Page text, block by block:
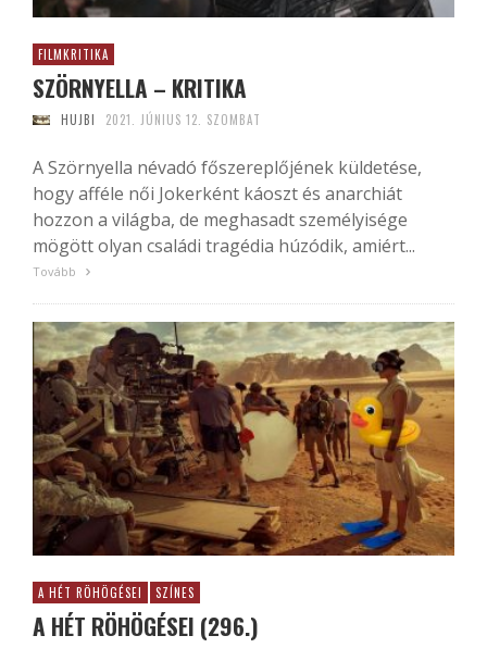
FILMKRITIKA
SZÖRNYELLA – KRITIKA
HUJBI 2021. JÚNIUS 12. SZOMBAT
A Szörnyella névadó főszereplőjének küldetése,
hogy afféle női Jokerként káoszt és anarchiát
hozzon a világba, de meghasadt személyisége
mögött olyan családi tragédia húzódik, amiért...
Tovább
A HÉT RÖHÖGÉSEI SZÍNES
A HÉT RÖHÖGÉSEI (296.)